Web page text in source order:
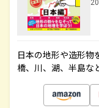
日本の地形や造形物
橋、川、湖、半島な